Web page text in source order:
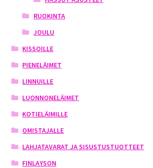
RUOKINTA
JOULU
KISSOILLE
PIENELÄIMET
LINNUILLE
LUONNONELÄIMET
KOTIELÄIMILLE
OMISTAJALLE
LAHJATAVARAT JA SISUSTUSTUOTTEET
FINLAYSON